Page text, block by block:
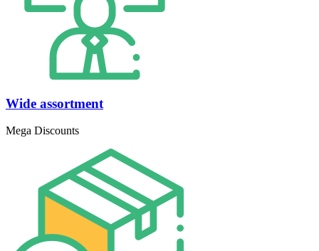
Wide assortment
Mega Discounts